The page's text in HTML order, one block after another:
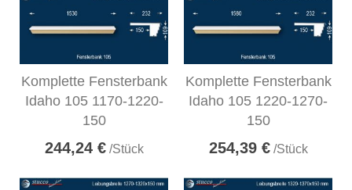
Komplette Fensterbank
Idaho 105 1170-1220-
150
244,24 €/Stück
Komplette Fensterbank
Idaho 105 1220-1270-
150
254,39 €/Stück